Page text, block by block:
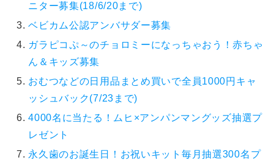
ニター募集(18/6/20まで)
ベビカム公認アンバサダー募集
ガラピコぷ～のチョロミーになっちゃおう！赤ちゃ
ん＆キッズ募集
おむつなどの日用品まとめ買いで全員1000円キャ
ッシュバック(7/23まで)
4000名に当たる！ムヒ×アンパンマングッズ抽選プ
レゼント
永久歯のお誕生日！お祝いキット毎月抽選300名プ